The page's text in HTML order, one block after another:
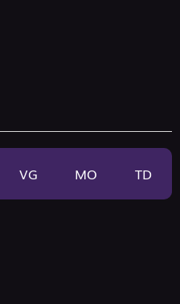
VG MO TD